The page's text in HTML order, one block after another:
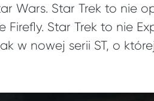
Wars. Star Trek to nie
Star Trek to nie
w nowej serii ST, o